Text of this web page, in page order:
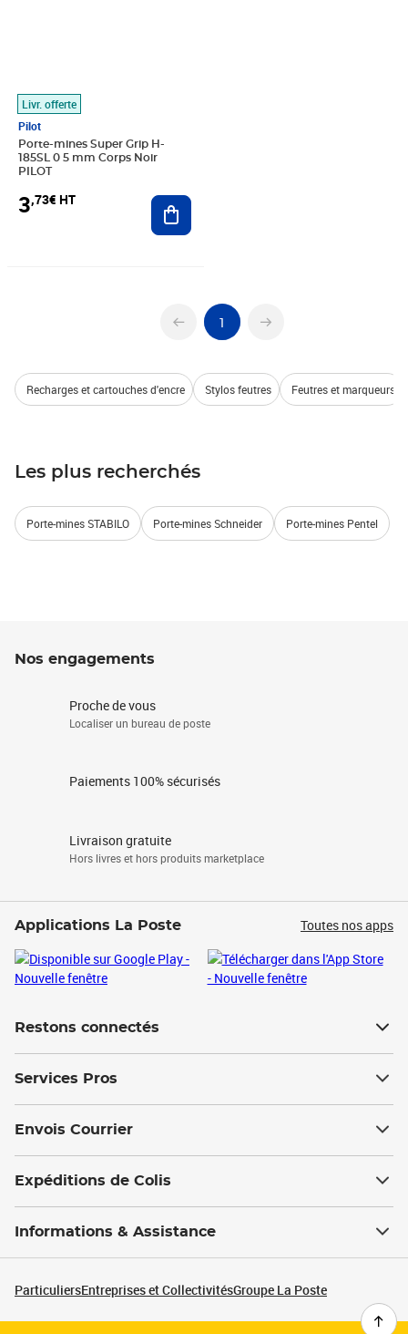
Livr. offerte
Pilot
Porte-mines Super Grip H-
185SL 0 5 mm Corps Noir
PILOT
3,73€ HT Ajouter au panier
1
Recharges et cartouches d'encre Stylos feutres Feutres et marqueurs
Les plus recherchés
Porte-mines STABILO Porte-mines Schneider Porte-mines Pentel
Nos engagements
Proche de vous
Localiser un bureau de poste
Paiements 100% sécurisés
Livraison gratuite
Hors livres et hors produits marketplace
Applications La Poste Toutes nos apps
Restons connectés
Services Pros
Envois Courrier
Expéditions de Colis
Informations & Assistance
ParticuliersEntreprises et CollectivitésGroupe La Poste